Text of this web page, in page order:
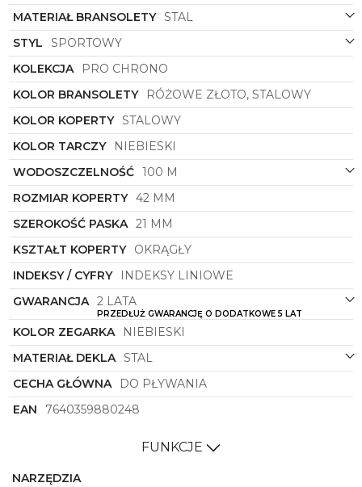
Połączenie kolorów bransolety - różowego złota i
stali - nadaje zegarkowi wyjątkowego charakteru,
podkreślając jego niepowtarzalny styl. Stalowy
kolor koperty doskonale współgra z barwą
bransolety, tworząc spójną i harmonijną kompozycję.
Nietypowy, niebieski kolor tarczy dodaje zegarkowi
indywidualności oraz nutkę ekstrawagancji,
wyróżniając go spośród innych propozycji na rynku.
Kształt koperty, okrągły i klasyczny, nadaje
zegarkowi ponadczasowego charakteru, który
zawsze będzie modny i stylowy. Zegarek ten
doskonale dopełni codzienny strój każdego
mężczyzny, dodając mu elegancji i szyku, oraz
sprawdzi się zarówno podczas spotkań biznesowych,
jak i w czasie aktywności sportowych.
Zaawansowane mechanizmy zegarka
symbol993819 47 45 20 gwarantują jego
niezawodność i precyzję, co czyni go nie tylko
stylowym dodatkiem, ale również praktycznym
narzędziem do mierzenia czasu. Dzięki niemu każdy
mężczyzna będzie mógł cieszyć się idealnie
dopasowanym czasem oraz poczuciem luksusu i
ekskluzywności, które zapewnia marka
MATERIAŁ BRANSOLETY STAL
STYL
SPORTOWY
KOLEKCJA
PRO CHRONO
KOLOR BRANSOLETY
RÓŻOWE ZŁOTO, STALOWY
KOLOR KOPERTY STALOWY
KOLOR TARCZY
NIEBIESKI
WODOSZCZELNOŚĆ 100 M
ROZMIAR KOPERTY 42 MM
SZEROKOŚĆ PASKA 21 MM
KSZTAŁT KOPERTY OKRĄGŁY
INDEKSY / CYFRY
INDEKSY LINIOWE
GWARANCJA 2 LATA
PRZEDŁUŻ GWARANCJĘ O DODATKOWE 5 LAT
KOLOR ZEGARKA
NIEBIESKI
MATERIAŁ DEKLA STAL
CECHA GŁÓWNA
DO PŁYWANIA
EAN
7640359880248
FUNKCJE
NARZĘDZIA